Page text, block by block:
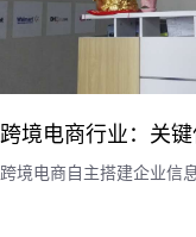
跨境电商行业：关
跨境电商自主搭建企业信